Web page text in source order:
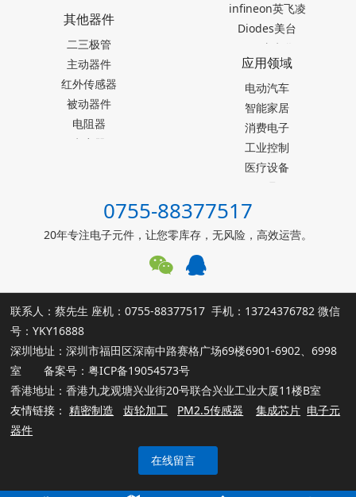
infineon英飞凌
Diodes美台
TDK东电化
SEIKO精工
Akm旭化成
Melexis迈来芯
NICERA尼塞拉
TI德州仪器
台产松术songhall
ST意法半导体
罗姆ROHM
其他器件
二三极管
主动器件
红外传感器
被动器件
电阻器
电容器
应用领域
电动汽车
智能家居
消费电子
工业控制
医疗设备
仪器仪表
能源设施
0755-88377517
20年专注电子元件，让您零库存，无风险，高效运营。
联系人：蔡先生 座机：0755-88377517 手机：13724376782 微信
号：YKY16888
深圳地址：深圳市福田区深南中路赛格广场69楼6901-6902、6998
室 备案号：粤ICP备19054573号
香港地址：香港九龙观塘兴业街20号联合兴业工业大厦11楼B室
友情链接：精密制造 齿轮加工 PM2.5传感器 集成芯片 电子元
器件
在线留言